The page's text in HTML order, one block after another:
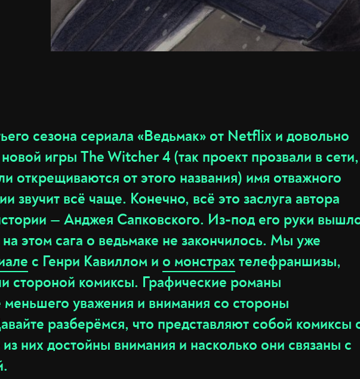
сезона сериала «Ведьмак» от Netflix и довольно
игры The Witcher 4 (так проект прозвали в сети,
открещиваются от этого названия) имя отважного
звучит всё чаще. Конечно, всё это заслуга автора
— Анджея Сапковского. Из-под его руки
этом сага о ведьмаке не закончилось. Мы уже
с Генри Кавиллом и о монстрахтелефраншизы,
стороной комиксы. Графические романы
меньшего уважения и внимания со стороны
разберёмся, что представляют собой комиксы
из них достойны внимания и насколько они связаны с